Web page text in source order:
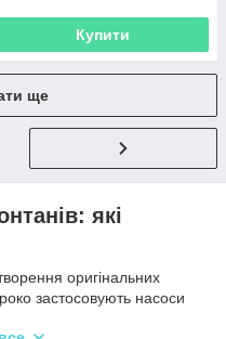
Купити
ще
які
оригінальних
застосовують насоси